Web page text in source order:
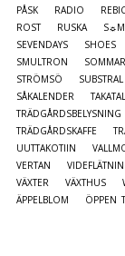
PÅSK
RADIO
ROST
RUSKA
SEVENDAYS
SHOES
SMULTRON
STRÖMSÖ
SUBSTRAL
SÅKALENDER
TRÄDGÅRDSBELYSNING
TRÄDGÅRDSKAFFE
UUTTAKOTIIN
VERTAN
VÄXTER
VÄXTHUS
ÄPPELBLOM
ÖPPEN